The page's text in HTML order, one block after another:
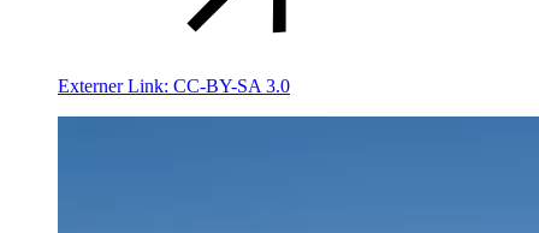
Externer Link: CC-BY-SA 3.0